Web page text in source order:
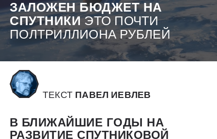
ЗАЛОЖЕН БЮДЖЕТ НА
СПУТНИКИЭТО ПОЧТИ
ПОЛТРИЛЛИОНА РУБЛЕЙ
ТЕКСТ ПАВЕЛ ИЕВЛЕВ
В БЛИЖАЙШИЕ ГОДЫ НА
РАЗВИТИЕ СПУТНИКОВОЙ